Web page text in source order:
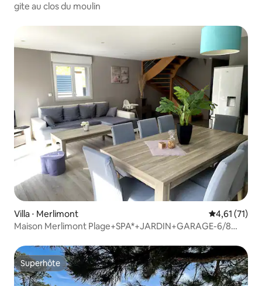
gite au clos du moulin
Villa ⋅ Merlimont Évaluation
4,61 (71)
Maison Merlimont Plage+SPA*+JARDIN+GARAGE-6/8
Superhôte
Superhôte